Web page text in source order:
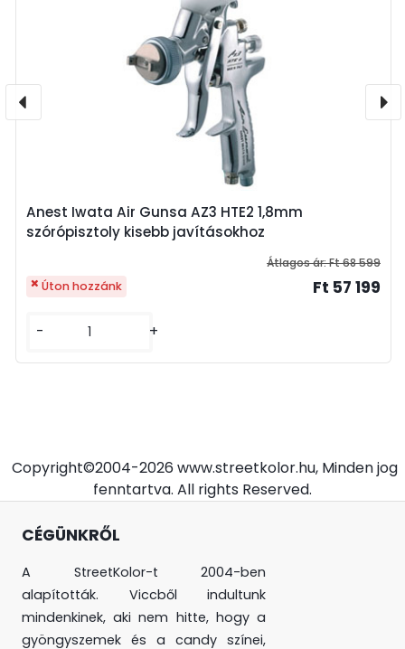
Anest Iwata Air Gunsa AZ3 HTE2 1,8mm
szórópisztoly kisebb javításokhoz
Átlagos ár:Ft 68 599
Ft 57 199
- +
Úton hozzánk
Copyright©2004-2026 www.streetkolor.hu, Minden jog
fenntartva. All rights Reserved.
CÉGÜNKRŐL
A StreetKolor-t 2004-ben
alapították. Viccből indultunk
mindenkinek, aki nem hitte, hogy a
gyöngyszemek és a candy színei,